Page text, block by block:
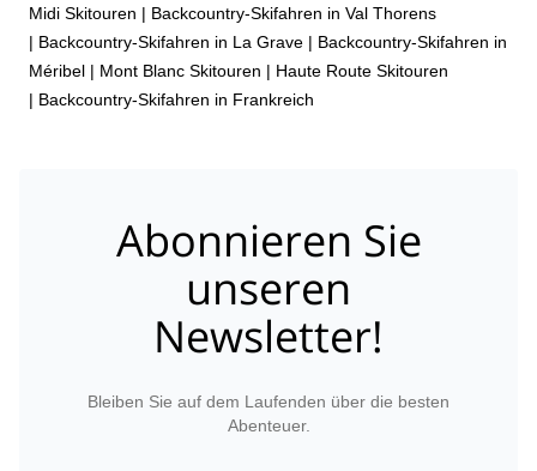
Midi Skitouren | Backcountry-Skifahren in Val Thorens
| Backcountry-Skifahren in La Grave | Backcountry-Skifahren in
Méribel | Mont Blanc Skitouren | Haute Route Skitouren
| Backcountry-Skifahren in Frankreich
Abonnieren Sie
unseren
Newsletter!
Bleiben Sie auf dem Laufenden über die besten
Abenteuer.